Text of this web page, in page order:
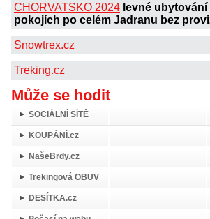
CHORVATSKO 2024 levné
pokojích po celém Jadranu bez
Snowtrex.cz
Treking.cz
Může se hodit
SOCIÁLNÍ SÍTĚ
KOUPÁNÍ.cz
NašeBrdy.cz
Trekingová OBUV
DESÍTKA.cz